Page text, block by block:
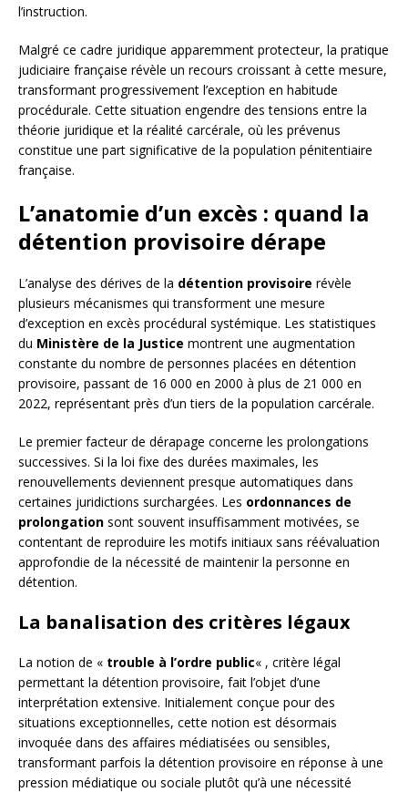
l’instruction.
Malgré ce cadre juridique apparemment protecteur, la pratique
judiciaire française révèle un recours croissant à cette mesure,
transformant progressivement l’exception en habitude
procédurale. Cette situation engendre des tensions entre la
théorie juridique et la réalité carcérale, où les prévenus
constitue une part significative de la population pénitentiaire
française.
L’anatomie d’un excès : quand la
détention provisoire dérape
L’analyse des dérives de la détention provisoire révèle
plusieurs mécanismes qui transforment une mesure
d’exception en excès procédural systémique. Les statistiques
du Ministère de la Justice montrent une augmentation
constante du nombre de personnes placées en détention
provisoire, passant de 16 000 en 2000 à plus de 21 000 en
2022, représentant près d’un tiers de la population carcérale.
Le premier facteur de dérapage concerne les prolongations
successives. Si la loi fixe des durées maximales, les
renouvellements deviennent presque automatiques dans
certaines juridictions surchargées. Les ordonnances de
prolongation sont souvent insuffisamment motivées, se
contentant de reproduire les motifs initiaux sans réévaluation
approfondie de la nécessité de maintenir la personne en
détention.
La banalisation des critères légaux
La notion de « trouble à l’ordre public« , critère légal
permettant la détention provisoire, fait l’objet d’une
interprétation extensive. Initialement conçue pour des
situations exceptionnelles, cette notion est désormais
invoquée dans des affaires médiatisées ou sensibles,
transformant parfois la détention provisoire en réponse à une
pression médiatique ou sociale plutôt qu’à une nécessité